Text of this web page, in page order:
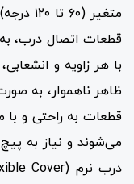
قطعات اتصال درب،
با هر زاویه و
ظاهر ناهموار، به
قطعات به راحتی و با
می‌شوند و نیاز به